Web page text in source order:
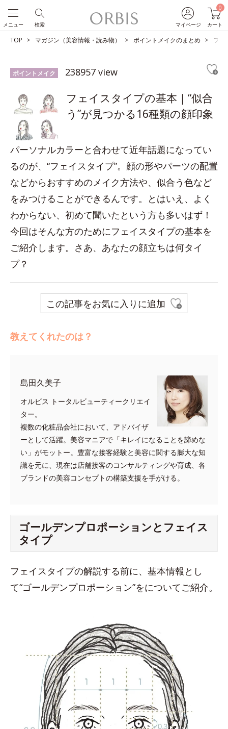
マイページ
0
カート
検索
メニュー
TOP マガジン（美容情報・読み物） ポイントメイクのまとめ フェ
ポイントメイク 238957 view
フェイスタイプの基本｜“似合
う”が見つかる16種類の顔印象
パーソナルカラーと合わせて近年話題になってい
るのが、“フェイスタイプ”。顔の形やパーツの配置
などからおすすめのメイク方法や、似合う色など
をみつけることができるんです。とはいえ、よく
わからない、初めて聞いたという方も多いはず！
今回はそんな方のためにフェイスタイプの基本を
ご紹介します。さあ、あなたの顔立ちは何タイ
プ？
この記事をお気に入りに追加
教えてくれたのは？
島田久美子
オルビス トータルビューティークリエイ
ター。
複数の化粧品会社において、アドバイザ
ーとして活躍。美容マニアで「キレイになることを諦めな
い」がモットー。豊富な接客経験と美容に関する膨大な知
識を元に、現在は店舗接客のコンサルティングや育成、各
ブランドの美容コンセプトの構築支援を手がける。
ゴールデンプロポーションとフェイス
タイプ
フェイスタイプの解説する前に、基本情報とし
て“ゴールデンプロポーション”をについてご紹介。